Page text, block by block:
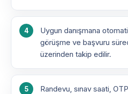
Uygun danışmana
görüşme ve başvuru
üzerinden takip edilir.
Randevu, sınav saati,